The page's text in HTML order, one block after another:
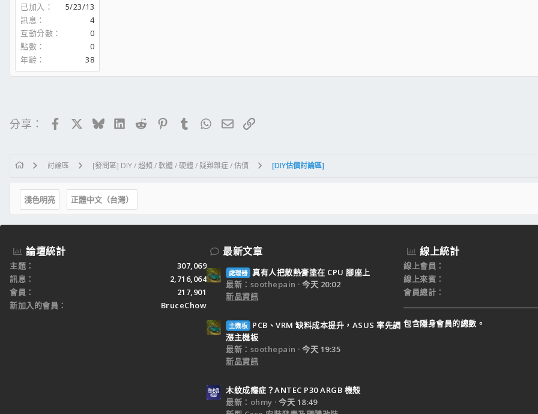
已加入
5/23/13
訊息
4
互動分數
0
點數
0
年齡
38
分享： FacebookBlueskyLinkedIn
RedditPinterestTumblrWhatsApp
電子郵件
連結
討論區 [發問區] DIY / 超頻 / 軟體 / 硬體 / 疑難雜症 / 估價 [DIY估價討論區]
淺色明亮 正體中文（台灣）
論壇統計
主題
307,069
訊息
2,716,064
會員
217,901
新加入的會員
BruceChow
最新文章
處理器 真有人把散熱膏塗在 CPU 腳座上
最新：soothepain
今天 20:02
新品資訊
主機板
PCB、VRM 缺料成本提升，ASUS 率先調
漲主機板
最新：soothepain
今天 19:35
新品資訊
木紋成癮症？ANTEC P30 ARGB 機殼
最新：ohmy
今天 18:49
線上統計
線上會員
線上來賓
會員總計
包含隱身會員的總數。